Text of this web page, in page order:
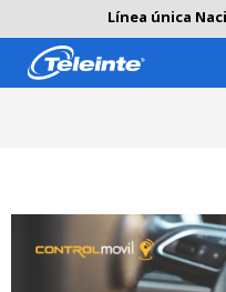
Línea única